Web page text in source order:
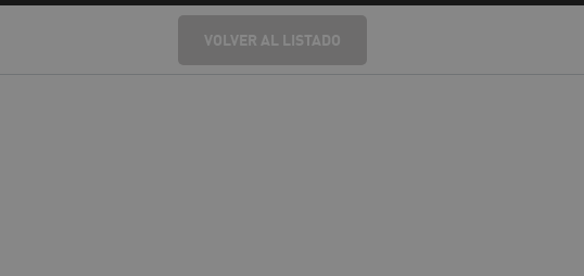
VOLVER AL LISTADO